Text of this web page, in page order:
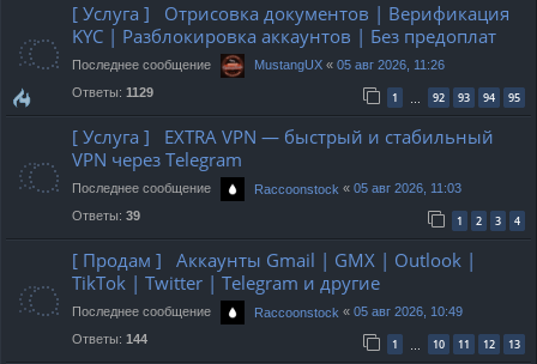
[ Услуга ] Отрисовка документов | Верификация
KYC | Разблокировка аккаунтов | Без предоплат
Последнее сообщение MustangUX « 05 авг 2026, 11:26
Ответы: 1129 1 … 92 93 94 95
[ Услуга ] EXTRA VPN — быстрый и стабильный
VPN через Telegram
Последнее сообщение Raccoonstock « 05 авг 2026, 11:03
Ответы: 39 1 2 3 4
[ Продам ] Аккаунты Gmail | GMX | Outlook |
TikTok | Twitter | Telegram и другие
Последнее сообщение Raccoonstock « 05 авг 2026, 10:49
Ответы: 144 1 … 10 11 12 13